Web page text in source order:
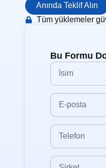
Anında Teklif Alın
Tüm yüklemeler
Bu Formu